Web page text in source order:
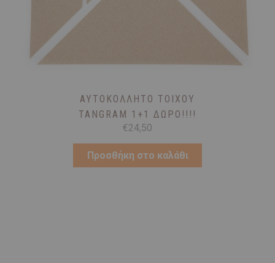
ΑΥΤΟΚΌΛΛΗΤΟ ΤΟΊΧΟΥ
TANGRAM 1+1 ΔΩΡΟ!!!!
€24,50
Προσθήκη στο καλάθι